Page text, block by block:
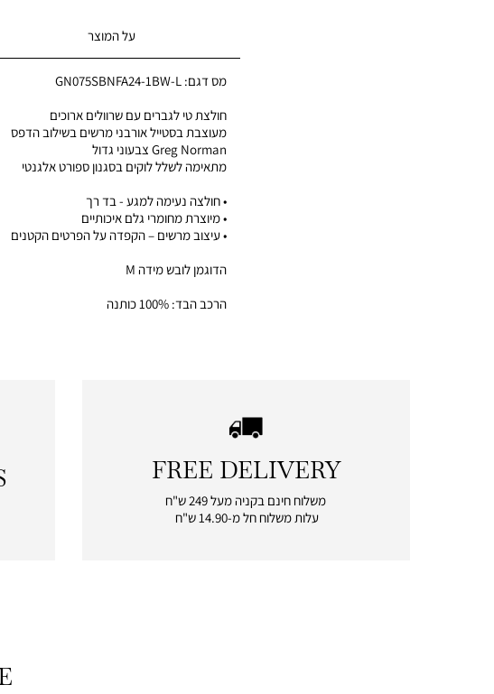
על המוצר
מס דגם: GN075SBNFA24-1BW-L
חולצת טי לגברים עם שרוולים ארוכים
מעוצבת בסטייל אורבני מרשים בשילוב הדפס
Greg Norman צבעוני גדול
מתאימה לשלל לוקים בסגנון ספורט אלגנטי
• חולצה נעימה למגע - בד רך
• מיוצרת מחומרי גלם איכותיים
• עיצוב מרשים – הקפדה על הפרטים הקטנים
הדוגמן לובש מידה M
הרכב הבד: 100% כותנה
|
free
delivery
FREE DELIVERY
משלוח חינם בקניה מעל 249 ש"ח
עלות משלוח חל מ-14.90 ש"ח